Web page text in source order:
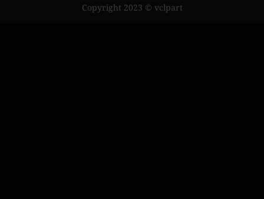
Copyright 2023 © vclpart